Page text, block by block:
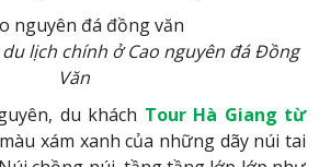
lịch chính ở Cao nguyên đá Đồng
Văn
du khách Tour Hà Giang từ
xám xanh của những dãy núi tai